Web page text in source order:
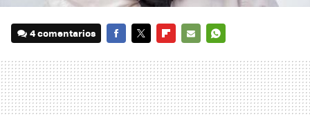
4 comentarios
MAIL